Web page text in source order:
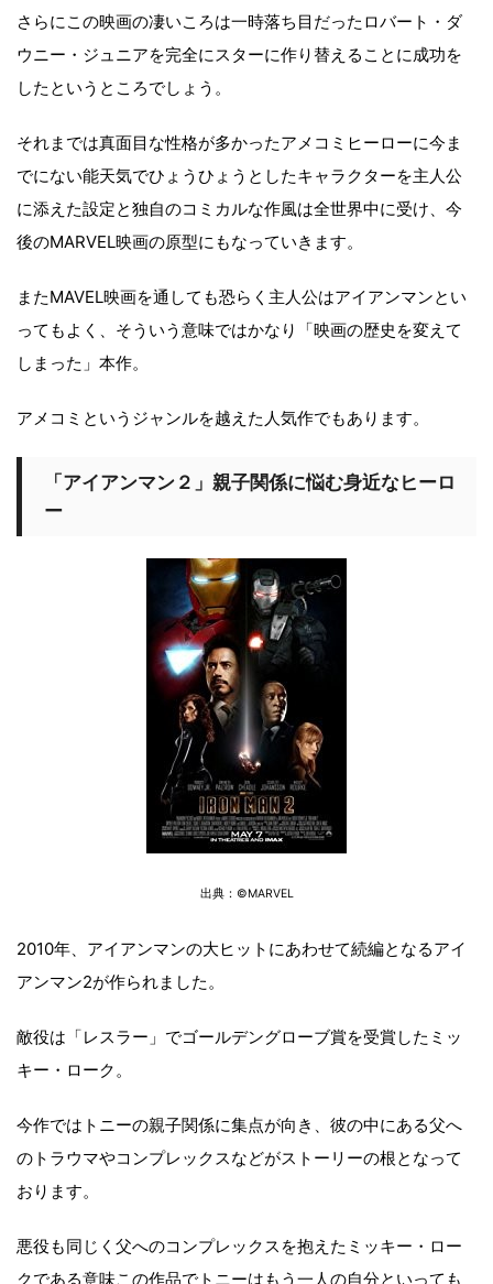
さらにこの映画の凄いころは一時落ち目だったロバート・ダ
ウニー・ジュニアを完全にスターに作り替えることに成功を
したというところでしょう。
それまでは真面目な性格が多かったアメコミヒーローに今ま
でにない能天気でひょうひょうとしたキャラクターを主人公
に添えた設定と独自のコミカルな作風は全世界中に受け、今
後のMARVEL映画の原型にもなっていきます。
またMAVEL映画を通しても恐らく主人公はアイアンマンとい
ってもよく、そういう意味ではかなり「映画の歴史を変えて
しまった」本作。
アメコミというジャンルを越えた人気作でもあります。
「アイアンマン２」親子関係に悩む身近なヒーロ
ー
出典：©MARVEL
2010年、アイアンマンの大ヒットにあわせて続編となるアイ
アンマン2が作られました。
敵役は「レスラー」でゴールデングローブ賞を受賞したミッ
キー・ローク。
今作ではトニーの親子関係に集点が向き、彼の中にある父へ
のトラウマやコンプレックスなどがストーリーの根となって
おります。
悪役も同じく父へのコンプレックスを抱えたミッキー・ロー
クである意味この作品でトニーはもう一人の自分といっても